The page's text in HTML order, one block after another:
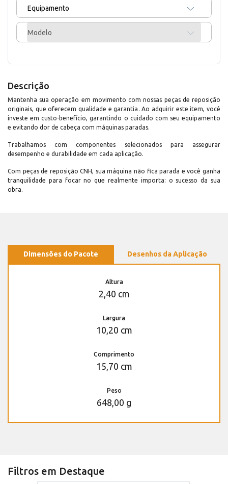
Equipamento
Modelo
Descrição
Mantenha sua operação em movimento com nossas peças de reposição
originais, que oferecem qualidade e garantia. Ao adquirir este item, você
investe em custo-benefício, garantindo o cuidado com seu equipamento
e evitando dor de cabeça com máquinas paradas.
Trabalhamos com componentes selecionados para assegurar
desempenho e durabilidade em cada aplicação.
Com peças de reposição CNH, sua máquina não fica parada e você ganha
tranquilidade para focar no que realmente importa: o sucesso da sua
obra.
Dimensões do Pacote Desenhos da Aplicação
Altura
2,40 cm
Largura
10,20 cm
Comprimento
15,70 cm
Peso
648,00 g
Filtros em Destaque